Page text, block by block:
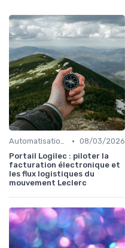
Automatisation processus • 08/03/2026
Portail Logilec : piloter la
facturation électronique et
les flux logistiques du
mouvement Leclerc